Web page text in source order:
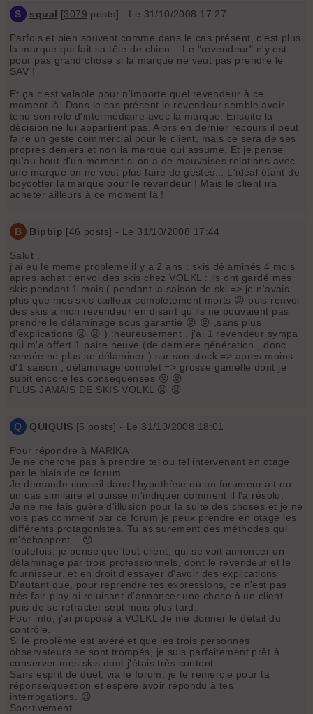
S squal [3079 posts] - Le 31/10/2008 17:27
Parfois et bien souvent comme dans le cas présent, c'est plus
la marque qui fait sa tête de chien... Le "revendeur" n'y est
pour pas grand chose si la marque ne veut pas prendre le
SAV !
Et ça c'est valable pour n'importe quel revendeur à ce
moment là. Dans le cas présent le revendeur semble avoir
tenu son rôle d'intermédiaire avec la marque. Ensuite la
décision ne lui appartient pas. Alors en dernier recours il peut
faire un geste commercial pour le client, mais ce sera de ses
propres deniers et non la marque qui assume. Et je pense
qu'au bout d'un moment si on a de mauvaises relations avec
une marque on ne veut plus faire de gestes... L'idéal étant de
boycotter la marque pour le revendeur ! Mais le client ira
acheter ailleurs à ce moment là !
B Bipbip [46 posts] - Le 31/10/2008 17:44
Salut ,
j'ai eu le meme probleme il y a 2 ans : skis délaminés 4 mois
apres achat : envoi des skis chez VOLKL : ils ont gardé mes
skis pendant 1 mois ( pendant la saison de ski => je n'avais
plus que mes skis cailloux completement morts 😡 puis renvoi
des skis a mon revendeur en disant qu'ils ne pouvaient pas
prendre le délaminage sous garantie 😡 😡 ,sans plus
d'explications 😡 😡 ) :heureusement , j'ai 1 revendeur sympa
qui m'a offert 1 paire neuve (de derniere génération , donc
sensée ne plus se délaminer ) sur son stock => apres moins
d'1 saison , délaminage complet => grosse gamelle dont je
subit encore les consequenses 😡 😡
PLUS JAMAIS DE SKIS VOLKL 😡 😡
Q QUIQUIS [5 posts] - Le 31/10/2008 18:01
Pour répondre à MARIKA
Je ne cherche pas à prendre tel ou tel intervenant en otage
par le biais de ce forum.
Je demande conseil dans l'hypothèse ou un forumeur ait eu
un cas similaire et puisse m'indiquer comment il l'a résolu.
Je ne me fais guère d'illusion pour la suite des choses et je ne
vois pas comment par ce forum je peux prendre en otage les
différents protagonistes. Tu as surement des méthodes qui
m'échappent... 😯
Toutefois, je pense que tout client, qui se voit annoncer un
délaminage par trois professionnels, dont le revendeur et le
fournisseur, et en droit d'essayer d'avoir des explications
D'autant que, pour reprendre tes expressions, ce n'est pas
très fair-play ni reluisant d'annoncer une chose à un client
puis de se retracter sept mois plus tard.
Pour info, j'ai proposé à VOLKL de me donner le détail du
contrôle.
Si le problème est avéré et que les trois personnes
observateurs se sont trompés, je suis parfaitement prêt à
conserver mes skis dont j'étais très content.
Sans esprit de duel, via le forum, je te remercie pour ta
réponse/question et espère avoir répondu à tes
intérrogations. 😉
Sportivement.